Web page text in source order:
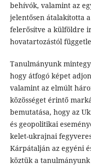
behívók, valamint az
jelentősen átalakította
felerősítve a külföldre
hovatartozástól
Tanulmányunk
hogy átfogó képet
valamint az elmúlt
közösséget érintő
bemutatása, hogy az
és geopolitikai
kelet-ukrajnai
Kárpátalján az egyéni
köztük a